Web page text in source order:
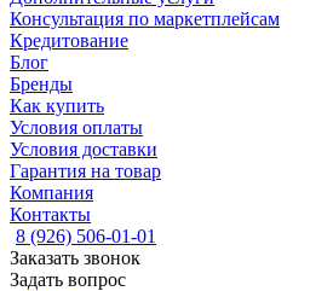
Консультация по маркетплейсам
Кредитование
Блог
Бренды
Как купить
Условия оплаты
Условия доставки
Гарантия на товар
Компания
Контакты
8 (926) 506-01-01
Заказать звонок
Задать вопрос